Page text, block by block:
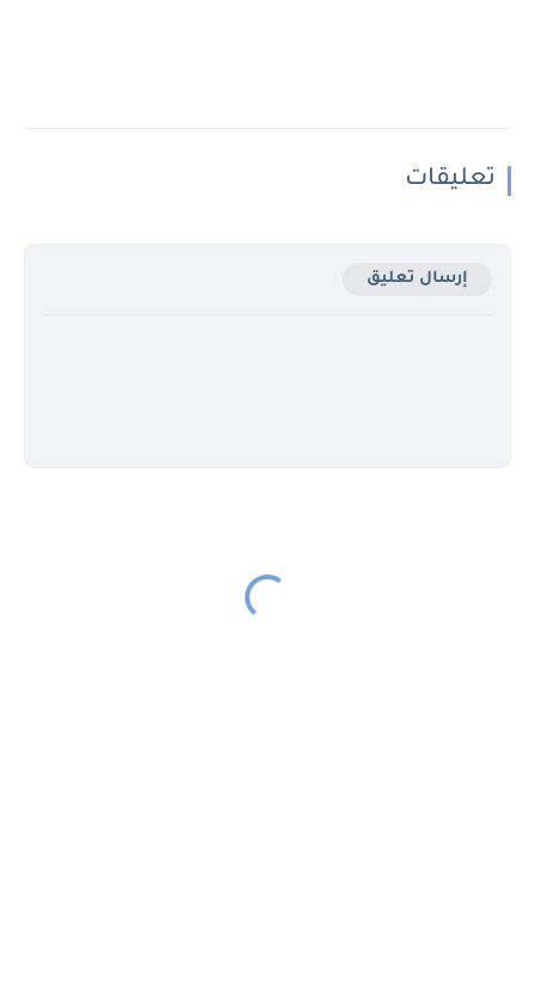
تعليقات
إرسال تعليق